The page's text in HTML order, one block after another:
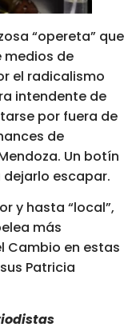
“opereta” que
medios de
el radicalismo
intendente de
por fuera de
de
Un botín
escapar.
y hasta “local”,
más
Cambio en estas
Patricia